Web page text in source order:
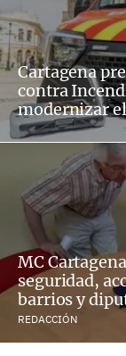
Cartagena
contra
modernizar
MC
seguridad,
barrios y
REDACCIÓN